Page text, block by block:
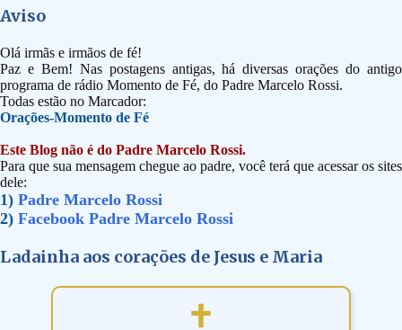
Aviso
Olá irmãs e irmãos de fé!
Paz e Bem! Nas postagens antigas, há diversas orações do antigo
programa de rádio Momento de Fé, do Padre Marcelo Rossi.
Todas estão no Marcador:
Orações-Momento de Fé
Este Blog não é do Padre Marcelo Rossi.
Para que sua mensagem chegue ao padre, você terá que acessar os sites
dele:
1) Padre Marcelo Rossi
2) Facebook Padre Marcelo Rossi
Ladainha aos corações de Jesus e Maria